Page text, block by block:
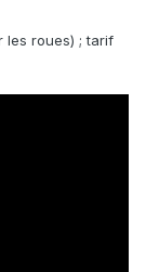
les roues) ; tarif